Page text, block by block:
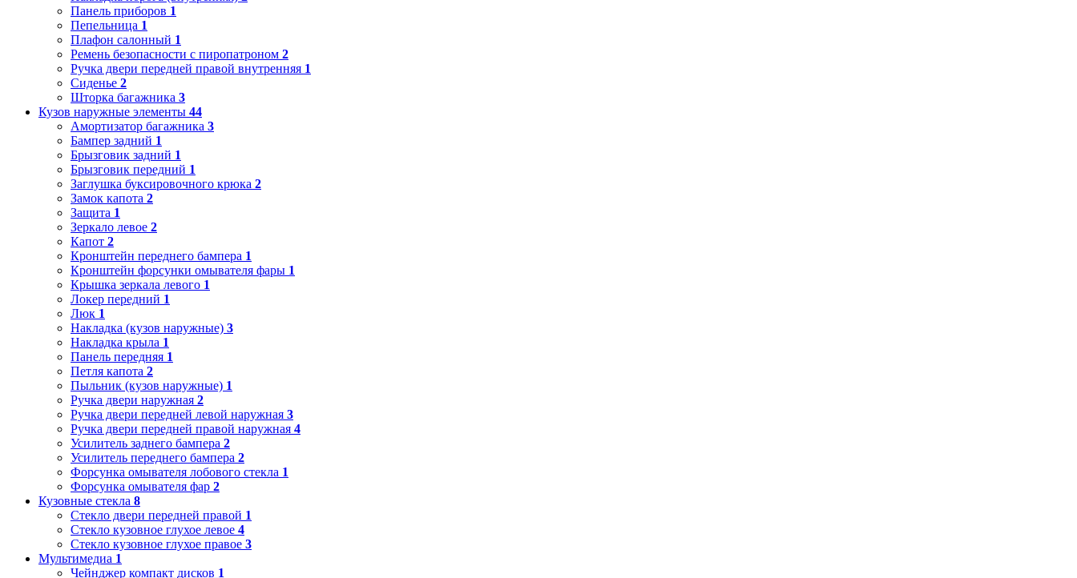
Панель приборов 1
Пепельница 1
Плафон салонный 1
Ремень безопасности с пиропатроном 2
Ручка двери передней правой внутренняя 1
Сиденье 2
Шторка багажника 3
Кузов наружные элементы 44
Амортизатор багажника 3
Бампер задний 1
Брызговик задний 1
Брызговик передний 1
Заглушка буксировочного крюка 2
Замок капота 2
Защита 1
Зеркало левое 2
Капот 2
Кронштейн переднего бампера 1
Кронштейн форсунки омывателя фары 1
Крышка зеркала левого 1
Локер передний 1
Люк 1
Накладка (кузов наружные) 3
Накладка крыла 1
Панель передняя 1
Петля капота 2
Пыльник (кузов наружные) 1
Ручка двери наружная 2
Ручка двери передней левой наружная 3
Ручка двери передней правой наружная 4
Усилитель заднего бампера 2
Усилитель переднего бампера 2
Форсунка омывателя лобового стекла 1
Форсунка омывателя фар 2
Кузовные стекла 8
Стекло двери передней правой 1
Стекло кузовное глухое левое 4
Стекло кузовное глухое правое 3
Мультимедиа 1
Чейнджер компакт дисков 1